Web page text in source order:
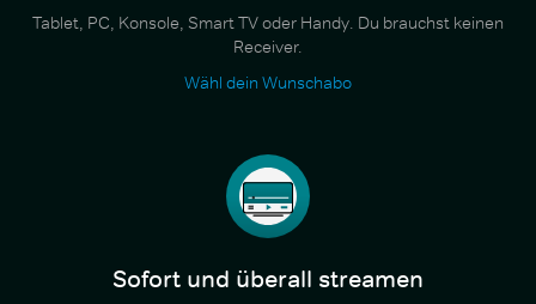
Tablet, PC, Konsole, Smart TV oder Handy. Du brauchst keinen
Receiver.
Wähl dein Wunschabo
Sofort und überall streamen